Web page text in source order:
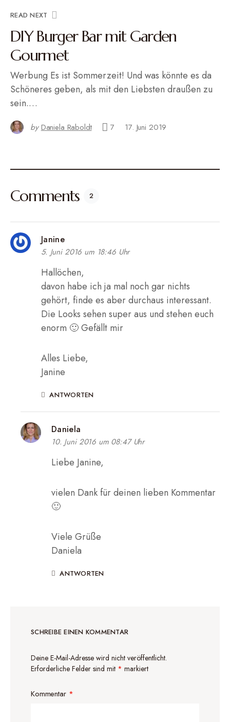
READ NEXT
DIY Burger Bar mit Garden
Gourmet
Werbung Es ist Sommerzeit! Und was könnte es da
Schöneres geben, als mit den Liebsten draußen zu
sein.…
by Daniela Raboldt 7 17. Juni 2019
Comments 2
Janine
5. Juni 2016 um 18:46 Uhr
Hallöchen,
davon habe ich ja mal noch gar nichts
gehört, finde es aber durchaus interessant.
Die Looks sehen super aus und stehen euch
enorm 🙂 Gefällt mir
Alles Liebe,
Janine
ANTWORTEN
Daniela
10. Juni 2016 um 08:47 Uhr
Liebe Janine,
vielen Dank für deinen lieben Kommentar
🙂
Viele Grüße
Daniela
ANTWORTEN
SCHREIBE EINEN KOMMENTAR
Deine E-Mail-Adresse wird nicht veröffentlicht.
Erforderliche Felder sind mit * markiert
Kommentar *